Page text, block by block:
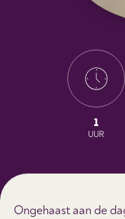
1
UUR
Ongehaast aan de